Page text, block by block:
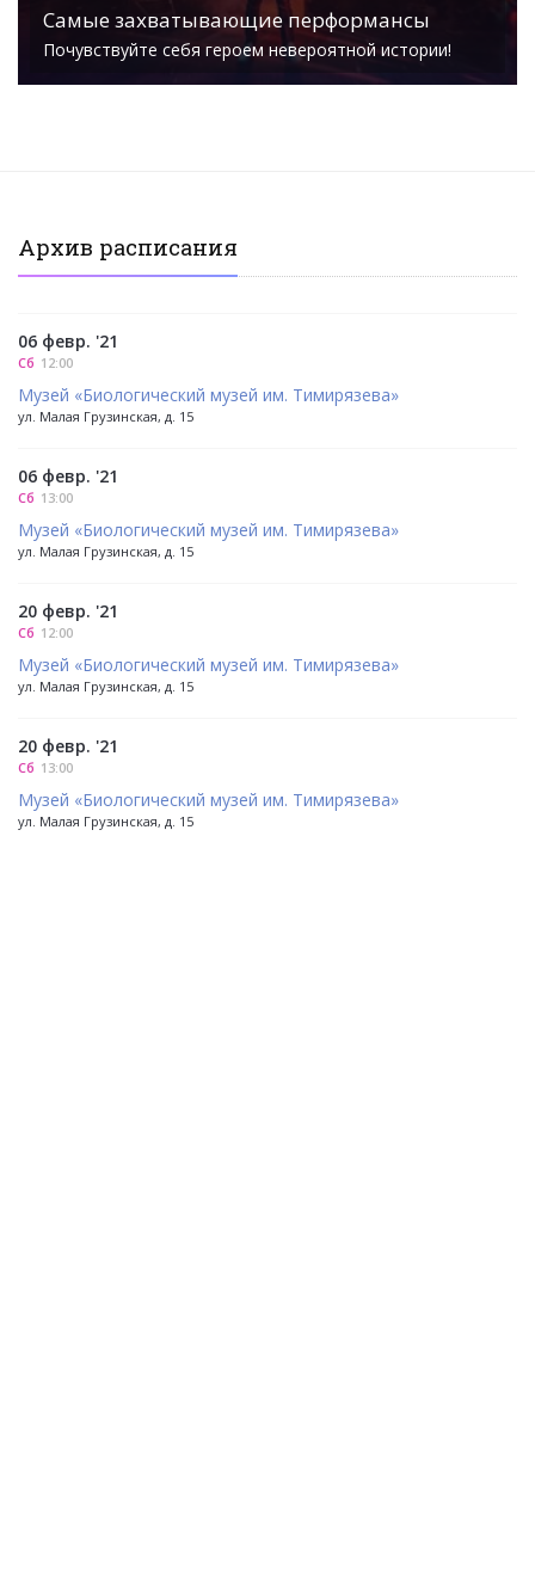
Самые захватывающие перформансы
Почувствуйте себя героем невероятной истории!
Архив расписания
06 февр. '21
Сб 12:00
Музей «Биологический музей им. Тимирязева»
ул. Малая Грузинская, д. 15
06 февр. '21
Сб 13:00
Музей «Биологический музей им. Тимирязева»
ул. Малая Грузинская, д. 15
20 февр. '21
Сб 12:00
Музей «Биологический музей им. Тимирязева»
ул. Малая Грузинская, д. 15
20 февр. '21
Сб 13:00
Музей «Биологический музей им. Тимирязева»
ул. Малая Грузинская, д. 15